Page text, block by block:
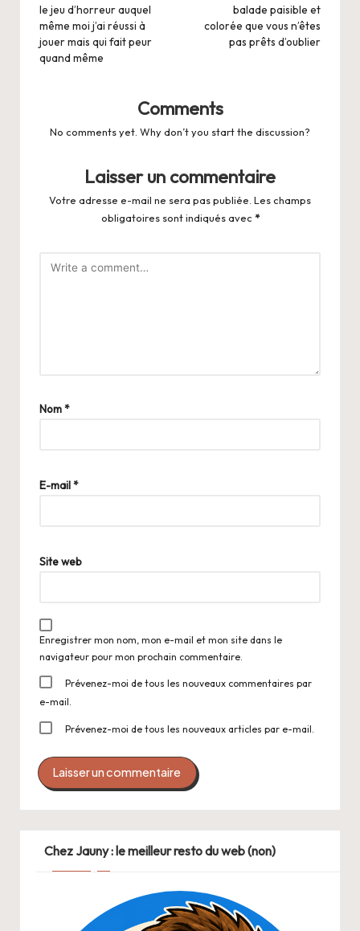
le jeu d’horreur auquel
même moi j’ai réussi à
jouer mais qui fait peur
quand même
balade paisible et
colorée que vous n’êtes
pas prêts d’oublier
Comments
No comments yet. Why don’t you start the discussion?
Laisser un commentaire
Votre adresse e-mail ne sera pas publiée. Les champs
obligatoires sont indiqués avec *
Nom*
E-mail*
Site web
Enregistrer mon nom, mon e-mail et mon site dans le
navigateur pour mon prochain commentaire.
Prévenez-moi de tous les nouveaux commentaires par
e-mail.
Prévenez-moi de tous les nouveaux articles par e-mail.
Chez Jauny : le meilleur resto du web (non)